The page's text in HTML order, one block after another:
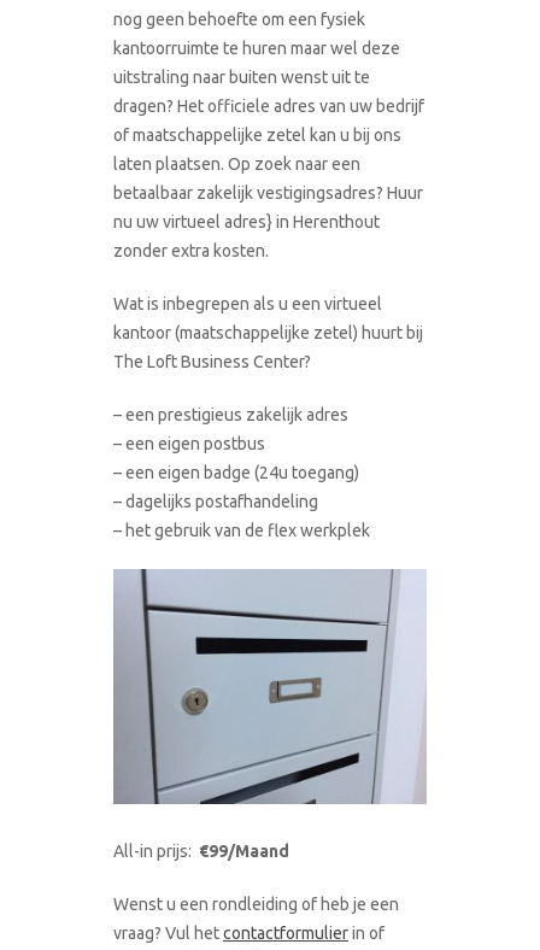
nog geen behoefte om een fysiek
kantoorruimte te huren maar wel deze
uitstraling naar buiten wenst uit te
dragen? Het officiele adres van uw bedrijf
of maatschappelijke zetel kan u bij ons
laten plaatsen. Op zoek naar een
betaalbaar zakelijk vestigingsadres? Huur
nu uw virtueel adres} in Herenthout
zonder extra kosten.
Wat is inbegrepen als u een virtueel
kantoor (maatschappelijke zetel) huurt bij
The Loft Business Center?
– een prestigieus zakelijk adres
– een eigen postbus
– een eigen badge (24u toegang)
– dagelijks postafhandeling
– het gebruik van de flex werkplek
All-in prijs: €99/Maand
Wenst u een rondleiding of heb je een
vraag? Vul hetcontactformulierin of